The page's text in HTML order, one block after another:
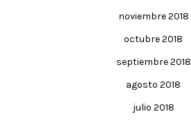
noviembre 2018
octubre 2018
septiembre 2018
agosto 2018
julio 2018